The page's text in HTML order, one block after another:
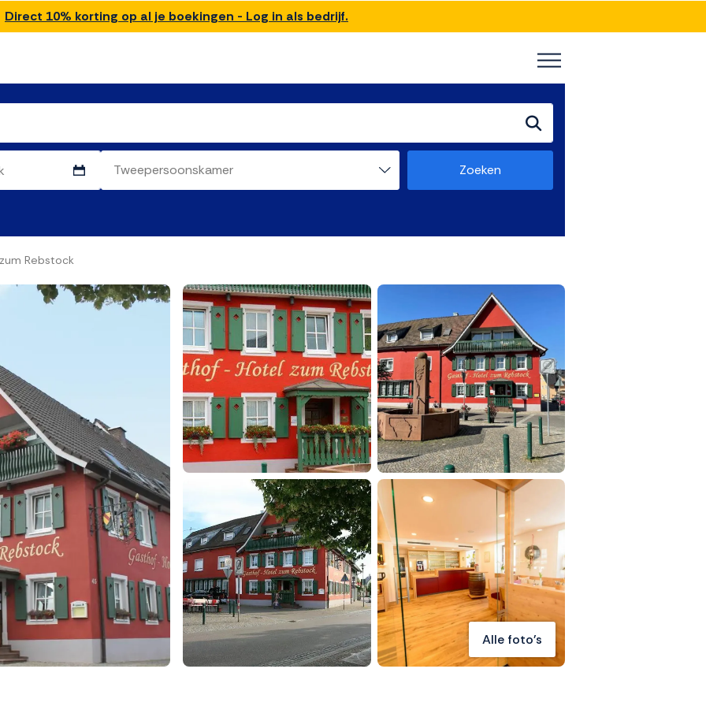
Direct 10% korting op al je boekingen - Log in als bedrijf.
Zoeken
Rebstock
Alle foto's